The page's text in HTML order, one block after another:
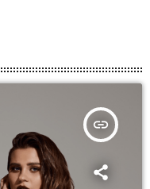
insert_link